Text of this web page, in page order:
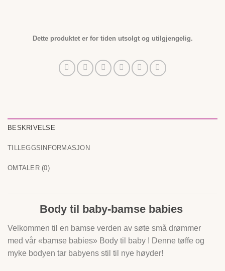
Dette produktet er for tiden utsolgt og utilgjengelig.
BESKRIVELSE
TILLEGGSINFORMASJON
OMTALER (0)
Body til baby-bamse babies
Velkommen til en bamse verden av søte små drømmer
med vår «bamse babies» Body til baby ! Denne tøffe og
myke bodyen tar babyens stil til nye høyder!